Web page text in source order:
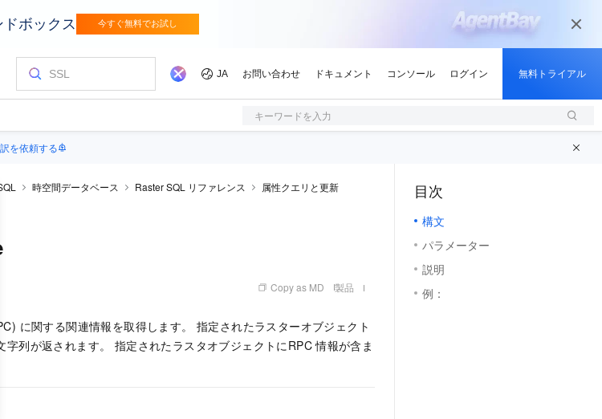
キーワードを入力
を依頼する
時空間データベース Raster SQL リファレンス
属性クエリと更新
Copy as MD 製品
に関する関連情報を取得します。 指定されたラスターオブジェクト
字列が返されます。 指定されたラスタオブジェクトにRPC 情報が含ま
目次
構文
パラメーター
説明
例：